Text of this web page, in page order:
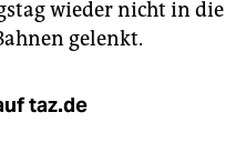
wieder nicht in die
gelenkt.
taz.de